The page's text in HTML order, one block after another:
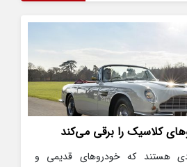
کلاسیک را برقی می‌کند
هستند که خودروهای قدیمی و